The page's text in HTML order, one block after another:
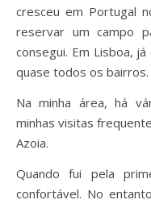
cresceu em Portugal
reservar um campo
consegui. Em Lisboa,
quase todos os bairros.
Na minha área, há
minhas visitas
Azoia.
Quando fui pela
confortável. No